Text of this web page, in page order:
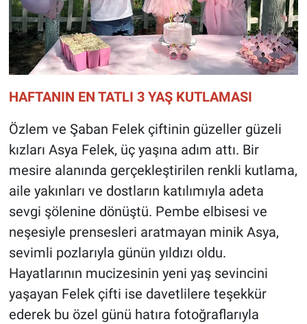
HAFTANIN EN TATLI 3 YAŞ KUTLAMASI
Özlem ve Şaban Felek çiftinin güzeller güzeli
kızları Asya Felek, üç yaşına adım attı. Bir
mesire alanında gerçekleştirilen renkli kutlama,
aile yakınları ve dostların katılımıyla adeta
sevgi şölenine dönüştü. Pembe elbisesi ve
neşesiyle prensesleri aratmayan minik Asya,
sevimli pozlarıyla günün yıldızı oldu.
Hayatlarının mucizesinin yeni yaş sevincini
yaşayan Felek çifti ise davetlilere teşekkür
ederek bu özel günü hatıra fotoğraflarıyla